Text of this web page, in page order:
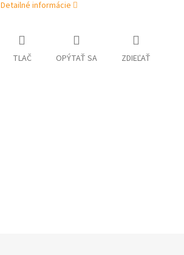
Detailné informácie
TLAČ OPÝTAŤ SA ZDIEĽAŤ